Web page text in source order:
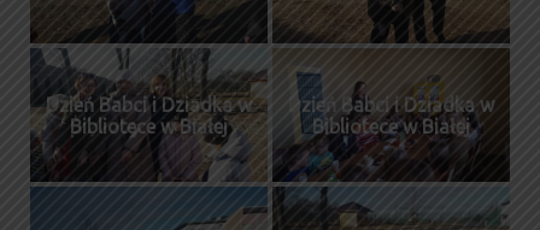
Dzień Babci i Dziadka w
Bibliotece w Białej
Dzień Babci i Dziadka w
Bibliotece w Białej